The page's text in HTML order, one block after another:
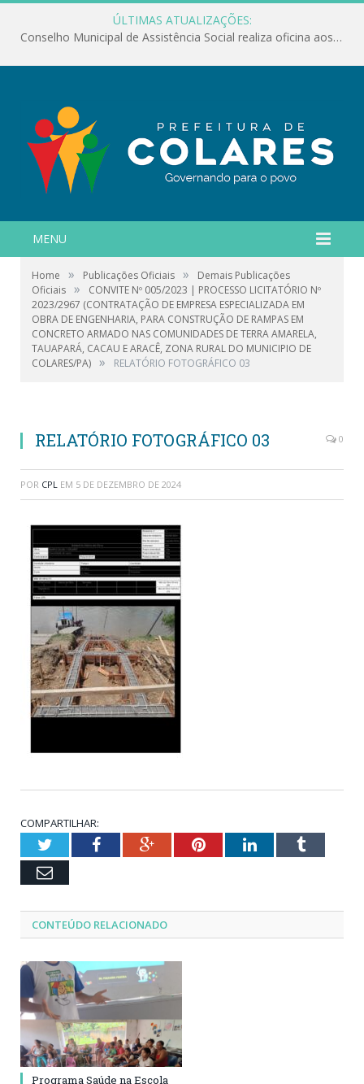
ÚLTIMAS ATUALIZAÇÕES:
Conselho Municipal de Assistência Social realiza oficina aos servidores
MENU
Home » Publicações Oficiais »
Demais Publicações
Oficiais »
CONVITE Nº 005/2023 | PROCESSO LICITATÓRIO Nº
2023/2967 (CONTRATAÇÃO DE EMPRESA ESPECIALIZADA EM
OBRA DE ENGENHARIA, PARA CONSTRUÇÃO DE RAMPAS EM
CONCRETO ARMADO NAS COMUNIDADES DE TERRA AMARELA,
TAUAPARÁ, CACAU E ARACÊ, ZONA RURAL DO MUNICIPIO DE
COLARES/PA) » RELATÓRIO FOTOGRÁFICO 03
RELATÓRIO FOTOGRÁFICO 03 0
POR CPL EM 5 DE DEZEMBRO DE 2024
COMPARTILHAR:
TwitterFacebookGoogle+PinterestLinkedInTumblr
Email
CONTEÚDO RELACIONADO
Programa Saúde na Escola